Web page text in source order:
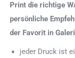
Print die richtige
persönliche
der Favorit in
jeder Druck ist